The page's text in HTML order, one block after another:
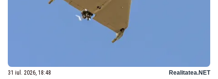
31 iul. 2026, 18:48 Realitatea.NET